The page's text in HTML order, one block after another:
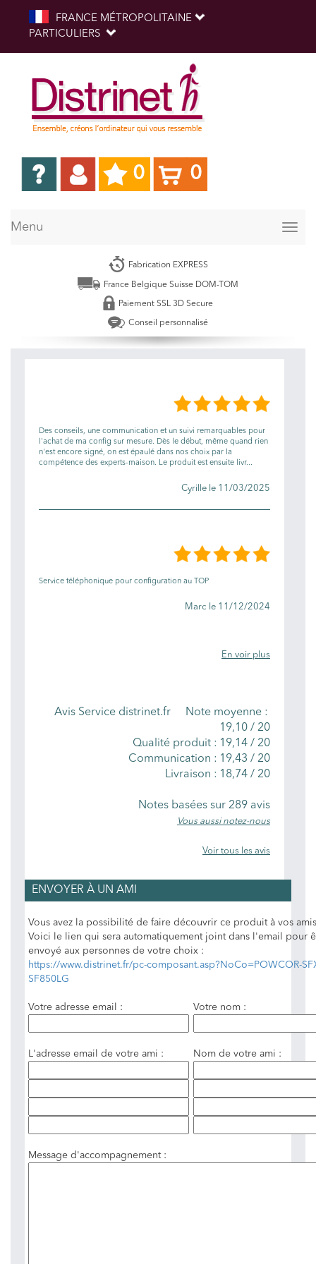
FRANCE MÉTROPOLITAINE
PARTICULIERS
0 0
Menu
Fabrication EXPRESS
France Belgique Suisse DOM-TOM
Paiement SSL 3D Secure
Conseil personnalisé
Des conseils, une communication et un suivi remarquables pour
l'achat de ma config sur mesure. Dès le début, même quand rien
n'est encore signé, on est épaulé dans nos choix par la
compétence des experts-maison. Le produit est ensuite livr...
Cyrille le 11/03/2025
Service téléphonique pour configuration au TOP
Marc le 11/12/2024
En voir plus
Avis Service distrinet.fr
Note moyenne :
19,10 / 20
Qualité produit : 19,14 / 20
Communication : 19,43 / 20
Livraison : 18,74 / 20
Notes basées sur 289 avis
Vous aussi notez-nous
Voir tous les avis
ENVOYER À UN AMI
Vous avez la possibilité de faire découvrir ce produit à vos
Voici le lien qui sera automatiquement joint dans l'email pour
envoyé aux personnes de votre choix :
https://www.distrinet.fr/pc-composant.asp?NoCo=POWCOR-
SF850LG
Votre adresse email : Votre nom :
L'adresse email de votre ami : Nom de votre ami :
Message d'accompagnement :